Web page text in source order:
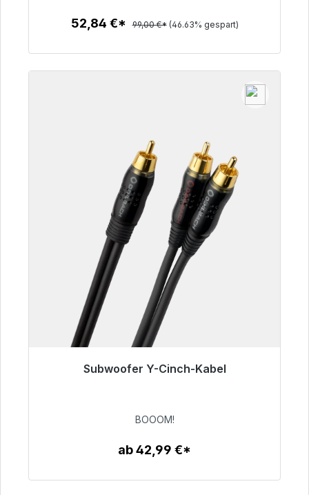
52,84 €* 99,00 €* (46.63% gespart)
Subwoofer Y-Cinch-Kabel
53,49 €
BOOOM!
ab 42,99 €*